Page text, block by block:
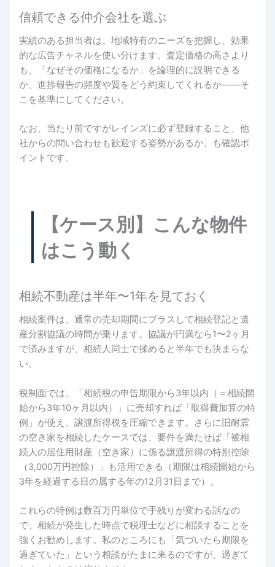
信頼できる仲介会社を選ぶ
実績のある担当者は、地域特有のニーズを把握し、効果
的な広告チャネルを使い分けます。査定価格の高さより
も、「なぜその価格になるか」を論理的に説明できる
か、進捗報告の頻度や質をどう約束してくれるか――そ
こを基準にしてください。
なお、当たり前ですがレインズに必ず登録すること、他
社からの問い合わせも歓迎する姿勢があるか、も確認ポ
イントです。
【ケース別】こんな物件
はこう動く
相続不動産は半年〜1年を見ておく
相続案件は、通常の売却期間にプラスして相続登記と遺
産分割協議の時間が乗ります。協議が円満なら1〜2ヶ月
で済みますが、相続人同士で揉めると半年でも決まらな
い。
税制面では、「相続税の申告期限から3年以内（＝相続開
始から3年10ヶ月以内）」に売却すれば「取得費加算の特
例」が使え、譲渡所得税を圧縮できます。さらに旧耐震
の空き家を相続したケースでは、要件を満たせば「被相
続人の居住用財産（空き家）に係る譲渡所得の特別控除
（3,000万円控除）」も活用できる（期限は相続開始から
3年を経過する日の属する年の12月31日まで）。
これらの特例は数百万円単位で手残りが変わる話なの
で、相続が発生した時点で税理士などに相談することを
強くお勧めします。私のところにも「気づいたら期限を
過ぎていた」という相談がたまに来るのですが、過ぎて